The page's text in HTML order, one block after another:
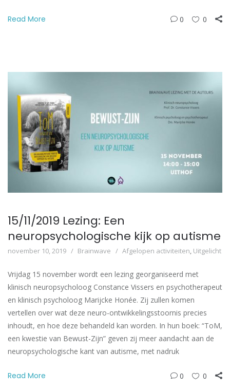
Read More 0 0
15/11/2019 Lezing: Een
neuropsychologische kijk op autisme
november 10, 2019 Brainwave Afgelopen activiteiten, Uitgelicht
Vrijdag 15 november wordt een lezing georganiseerd met
klinisch neuropsycholoog Constance Vissers en psychotherapeut
en klinisch psycholoog Marijcke Honée. Zij zullen komen
vertellen over wat deze neuro-ontwikkelingsstoornis precies
inhoudt, en hoe deze behandeld kan worden. In hun boek: “ToM,
een kwestie van Bewust-Zijn” geven zij meer aandacht aan de
neuropsychologische kant van autisme, met nadruk
Read More 0 0